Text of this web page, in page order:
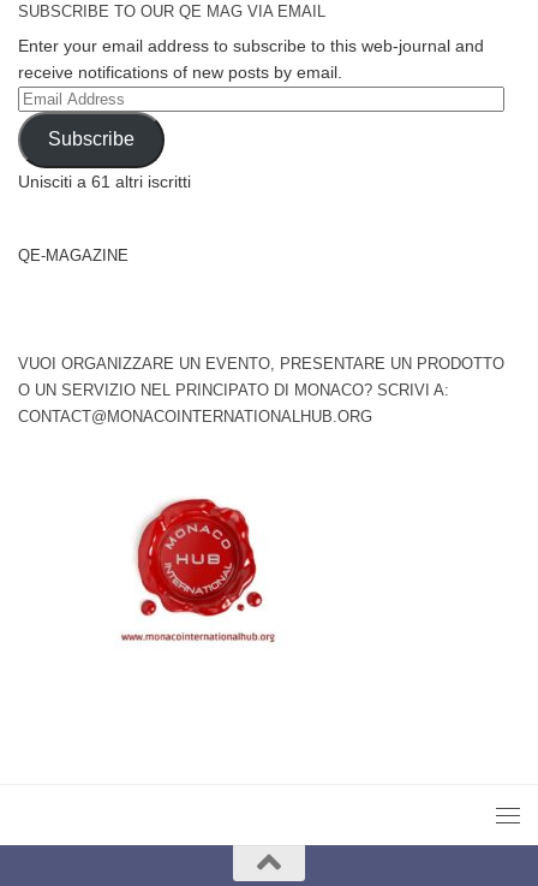
SUBSCRIBE TO OUR QE MAG VIA EMAIL
Enter your email address to subscribe to this web-journal and
receive notifications of new posts by email.
Email
Address
Subscribe
Unisciti a 61 altri iscritti
QE-MAGAZINE
VUOI ORGANIZZARE UN EVENTO, PRESENTARE UN PRODOTTO
O UN SERVIZIO NEL PRINCIPATO DI MONACO? SCRIVI A:
CONTACT@MONACOINTERNATIONALHUB.ORG